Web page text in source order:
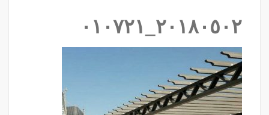
٢٠١٨٠٥٠٢_٠١٠٧٢١